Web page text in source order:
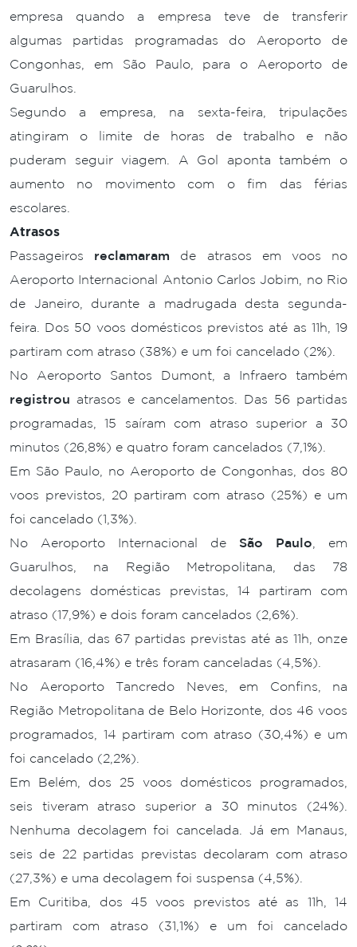
empresa quando a empresa teve de transferir
algumas partidas programadas do Aeroporto de
Congonhas, em São Paulo, para o Aeroporto de
Guarulhos.
Segundo a empresa, na sexta-feira, tripulações
atingiram o limite de horas de trabalho e não
puderam seguir viagem. A Gol aponta também o
aumento no movimento com o fim das férias
escolares.
Atrasos
Passageiros reclamaram de atrasos em voos no
Aeroporto Internacional Antonio Carlos Jobim, no Rio
de Janeiro, durante a madrugada desta segunda-
feira. Dos 50 voos domésticos previstos até as 11h, 19
partiram com atraso (38%) e um foi cancelado (2%).
No Aeroporto Santos Dumont, a Infraero também
registrou atrasos e cancelamentos. Das 56 partidas
programadas, 15 saíram com atraso superior a 30
minutos (26,8%) e quatro foram cancelados (7,1%).
Em São Paulo, no Aeroporto de Congonhas, dos 80
voos previstos, 20 partiram com atraso (25%) e um
foi cancelado (1,3%).
No Aeroporto Internacional de São Paulo , em
Guarulhos, na Região Metropolitana, das 78
decolagens domésticas previstas, 14 partiram com
atraso (17,9%) e dois foram cancelados (2,6%).
Em Brasília, das 67 partidas previstas até as 11h, onze
atrasaram (16,4%) e três foram canceladas (4,5%).
No Aeroporto Tancredo Neves, em Confins, na
Região Metropolitana de Belo Horizonte, dos 46 voos
programados, 14 partiram com atraso (30,4%) e um
foi cancelado (2,2%).
Em Belém, dos 25 voos domésticos programados,
seis tiveram atraso superior a 30 minutos (24%).
Nenhuma decolagem foi cancelada. Já em Manaus,
seis de 22 partidas previstas decolaram com atraso
(27,3%) e uma decolagem foi suspensa (4,5%).
Em Curitiba, dos 45 voos previstos até as 11h, 14
partiram com atraso (31,1%) e um foi cancelado